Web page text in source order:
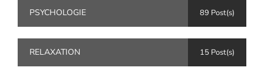
PSYCHOLOGIE 89 Post(s)
RELAXATION 15 Post(s)